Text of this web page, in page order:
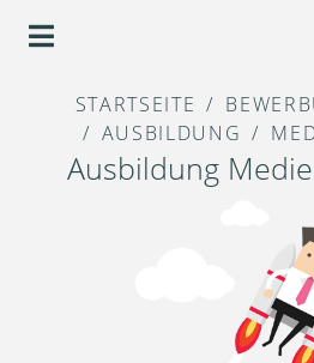
STARTSEITE
AUSBILDUNG
Ausbildung